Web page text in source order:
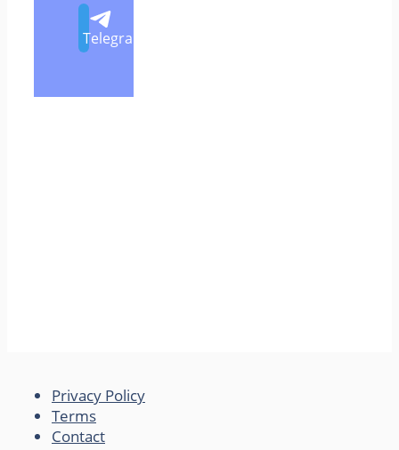
Telegram
Privacy Policy
Terms
Contact